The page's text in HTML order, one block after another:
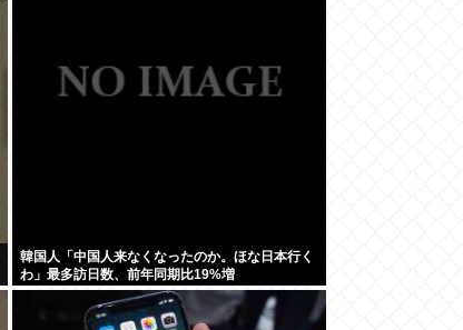
韓国人「中国人来なくなったのか。ほな日本行く
わ」最多訪日数、前年同期比19%増